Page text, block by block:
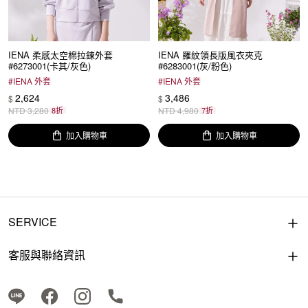
IENA 柔感太空棉拉鍊外套
#6273001(卡其/灰色)
#IENA 外套
$ 2,624
NTD3,280 8折
加入購物車
IENA 羅紋領長版風衣夾克
#6283001(灰/粉色)
#IENA 外套
$ 3,486
NTD4,980 7折
加入購物車
SERVICE
客服與聯絡資訊